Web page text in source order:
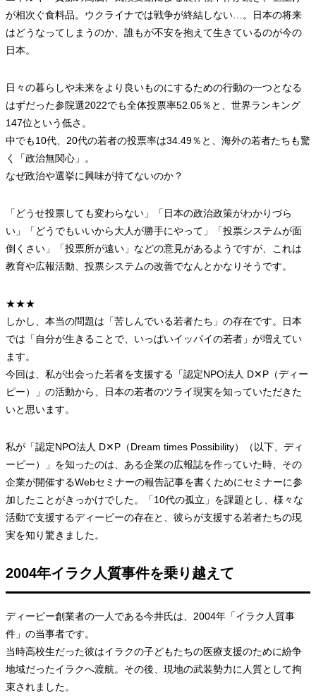
が相次ぐ食料品。ウクライナでは戦争が終結しない…。日本の将来
はどうなってしまうのか、誰もが不安を抱えて生きているのが今の
日本。
日々の暮らしや未来をより良いものにするための行動の一つとなる
はずだった参院選2022でも全体投票率52.05％と、世界ランキング
147位という低さ。
中でも10代、20代の若者の投票率は34.49％と、海外の若者たちも驚
く「政治無関心」。
なぜ政治や選挙に興味が持てないのか？
「どうせ投票しても変わらない」「日本の政治政策がわかりづら
い」「どうでもいいから大人が勝手にやって」「投票システムが面
倒くさい」「投票所が遠い」などの意見があるようですが、これは
教育や広報活動、投票システムの改善でなんとかなりそうです。
★★★
しかし、本当の問題は「苦しんでいる若者たち」の存在です。日本
では「自分が生きることで、いっぱいイッパイの若者」が増えてい
ます。
今回は、私が出会った若者を支援する「認定NPO法人 D✕P（ディー
ピー）」の活動から、日本の若者のツライ現実を知っていただきた
いと思います。
私が「認定NPO法人 D✕P（Dream times Possibility）（以下、ディ
ーピー）」を知ったのは、ある企業の広報誌を作っていた時、その
企業が開催するWebセミナーの報告記事を書くためにセミナーに参
加したことがきっかけでした。「10代の孤立」を課題とし、様々な
活動で支援するディーピーの存在と、彼らが支援する若者たちの現
実を知り驚きました。
2004年イラク人質事件を乗り越えて
ディーピー創業者の一人である今井氏は、2004年「イラク人質事
件」の当事者です。
当時高校生だった彼はイラクの子どもたちの医療支援のために紛争
地域だったイラクへ渡航。その後、現地の武装勢力に人質として拘
束されました。